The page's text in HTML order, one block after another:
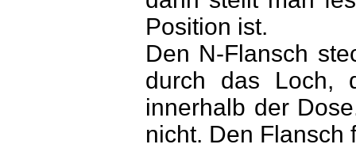
Position ist.
Den N-Flansch
durch das Loch,
innerhalb der
nicht. Den Flansch